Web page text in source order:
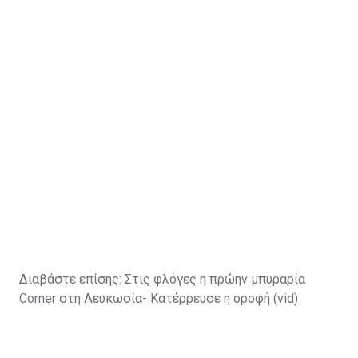
Διαβάστε επίσης: Στις φλόγες η πρώην μπυραρία
Corner στη Λευκωσία- Κατέρρευσε η οροφή (vid)